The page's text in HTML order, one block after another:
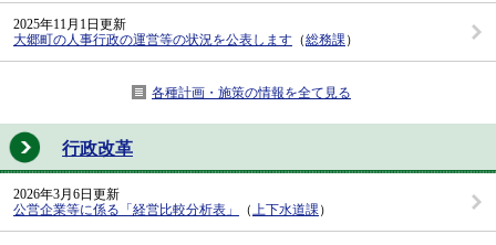
2025年11月1日更新
大郷町の人事行政の運営等の状況を公表します （総務課 ）
各種計画・施策の情報を全て見る
行政改革
2026年3月6日更新
公営企業等に係る「経営比較分析表」
（ 上下水道課 ）